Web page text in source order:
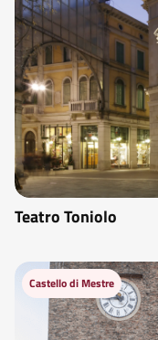
Teatro Toniolo
Castello di Mestre